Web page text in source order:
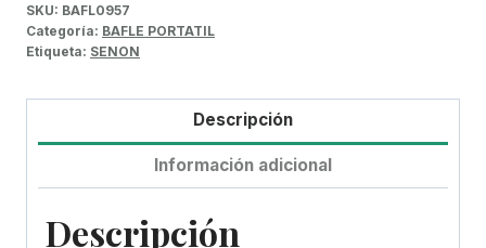
SKU: BAFL0957
Categoría: BAFLE PORTATIL
Etiqueta: SENON
Descripción
Información adicional
Descripción